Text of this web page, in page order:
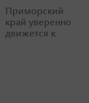
Приморский
край уверенно
движется к